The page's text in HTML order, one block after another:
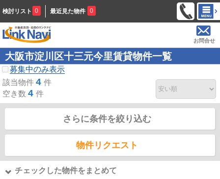
検討リスト 0 最近見た物件 0
お問合せ
大阪市淀川区十三元今里賃貸物件一覧
募集中のみ表示
該当物件 4 件
空き数 4 件
さらに条件を絞り込む
物件リクエスト
チェックした物件をまとめて